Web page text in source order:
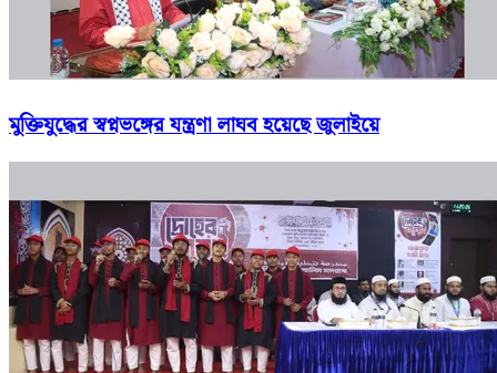
মুক্তিযুদ্ধের স্বপ্নভঙ্গের যন্ত্রণা লাঘব হয়েছে জুলাইয়ে